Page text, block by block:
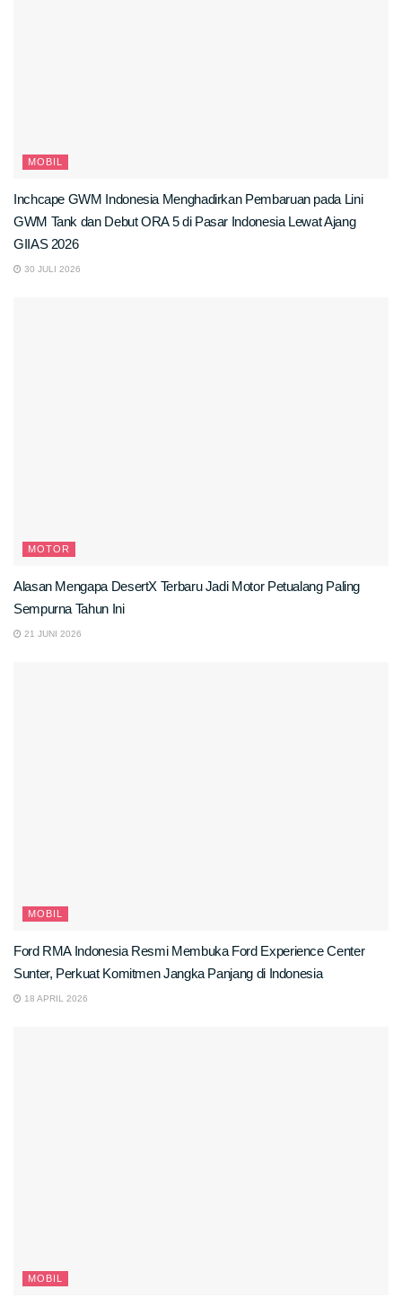
MOBIL
Inchcape GWM Indonesia Menghadirkan Pembaruan pada Lini
GWM Tank dan Debut ORA 5 di Pasar Indonesia Lewat Ajang
GIIAS 2026
30 JULI 2026
MOTOR
Alasan Mengapa DesertX Terbaru Jadi Motor Petualang Paling
Sempurna Tahun Ini
21 JUNI 2026
MOBIL
Ford RMA Indonesia Resmi Membuka Ford Experience Center
Sunter, Perkuat Komitmen Jangka Panjang di Indonesia
18 APRIL 2026
MOBIL